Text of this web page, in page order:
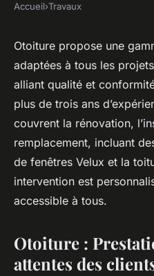
Otoiture : des
toiture pour
france
Théo•30 juillet 2025•5 min
Accueil›Travaux
Otoiture propose une
adaptées à tous les
alliant qualité et
plus de trois ans
couvrent la rénovation,
remplacement, incluant
de fenêtres Velux et la
intervention est
accessible à tous.
Otoiture :
attentes des